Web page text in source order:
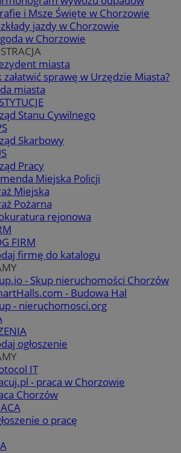
i Msze Święte w Chorzowie
jazdy w Chorzowie
w Chorzowie
miasta
załatwić sprawę w Urzędzie Miasta?
miasta
Stanu Cywilnego
Skarbowy
Pracy
Miejska Policji
Miejska
Pożarna
rejonowa
FIRM
firmę do katalogu
- Skup nieruchomości Chorzów
- Budowa Hal
- nieruchomosci.org
ogłoszenie
IT
- praca w Chorzowie
Chorzów
o pracę